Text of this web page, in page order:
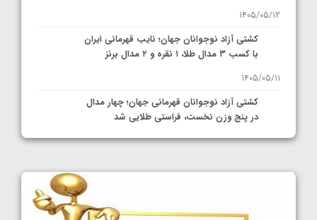
1405/05/12
کشتی آزاد نوجوانان جهان؛ نایب قهرمانی ایران
با کسب ۳ مدال طلا، ۱ نقره و ۲ مدال برنز
1405/05/11
کشتی آزاد نوجوانان قهرمانی جهان؛ چهار مدال
در پنج وزن نخست، فراستی طلایی شد
1405/05/11